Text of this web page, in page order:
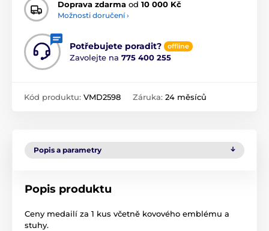
Doprava zdarma od 10 000 Kč
Možnosti doručení ›
Potřebujete poradit? offline
Zavolejte na 775 400 255
Kód produktu: VMD2598 Záruka: 24 měsíců
Popis a parametry
Popis produktu
Ceny medailí za 1 kus včetně kovového emblému a
stuhy.